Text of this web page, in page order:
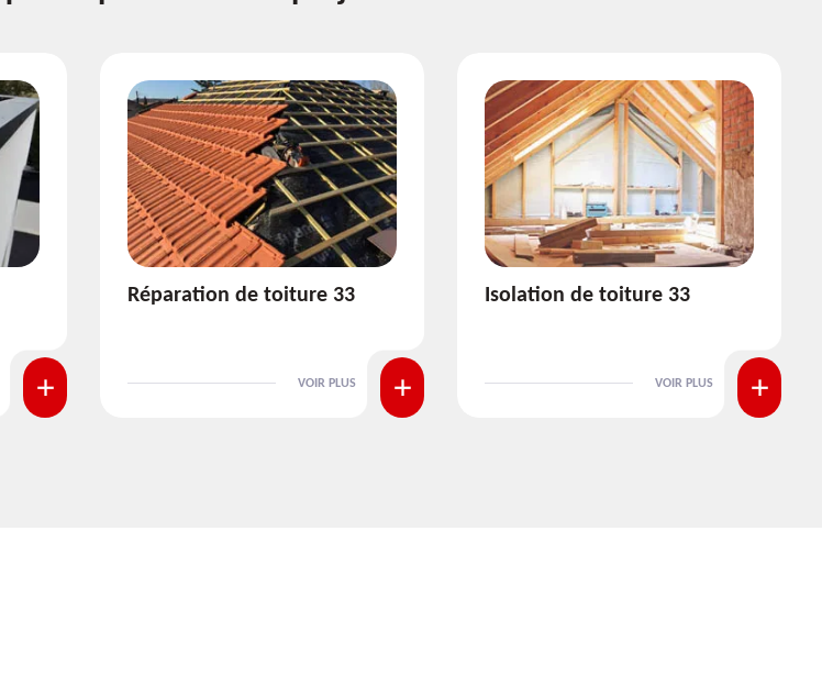
Isolation de toiture 33
VOIR PLUS
Pose et nettoyage de
VOIR PLUS